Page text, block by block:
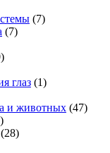
(7)
(7)
глаз (1)
и животных (47)
(28)